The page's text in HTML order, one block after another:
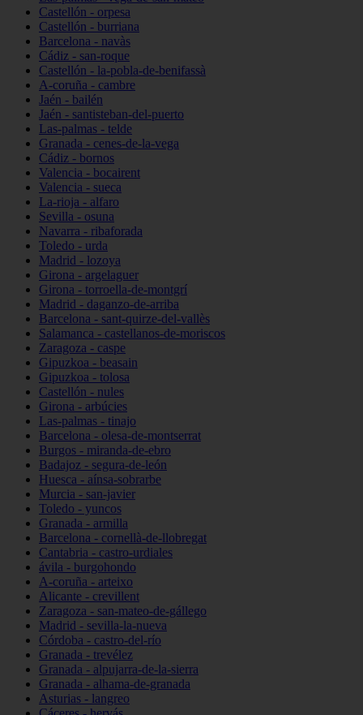
Castellón - orpesa
Castellón - burriana
Barcelona - navàs
Cádiz - san-roque
Castellón - la-pobla-de-benifassà
A-coruña - cambre
Jaén - bailén
Jaén - santisteban-del-puerto
Las-palmas - telde
Granada - cenes-de-la-vega
Cádiz - bornos
Valencia - bocairent
Valencia - sueca
La-rioja - alfaro
Sevilla - osuna
Navarra - ribaforada
Toledo - urda
Madrid - lozoya
Girona - argelaguer
Girona - torroella-de-montgrí
Madrid - daganzo-de-arriba
Barcelona - sant-quirze-del-vallès
Salamanca - castellanos-de-moriscos
Zaragoza - caspe
Gipuzkoa - beasain
Gipuzkoa - tolosa
Castellón - nules
Girona - arbúcies
Las-palmas - tinajo
Barcelona - olesa-de-montserrat
Burgos - miranda-de-ebro
Badajoz - segura-de-león
Huesca - aínsa-sobrarbe
Murcia - san-javier
Toledo - yuncos
Granada - armilla
Barcelona - cornellà-de-llobregat
Cantabria - castro-urdiales
ávila - burgohondo
A-coruña - arteixo
Alicante - crevillent
Zaragoza - san-mateo-de-gállego
Madrid - sevilla-la-nueva
Córdoba - castro-del-río
Granada - trevélez
Granada - alpujarra-de-la-sierra
Granada - alhama-de-granada
Asturias - langreo